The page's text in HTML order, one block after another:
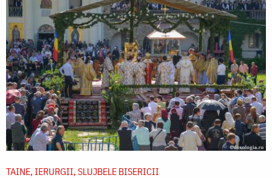
TAINE, IERURGII, SLUJBELE BISERICII